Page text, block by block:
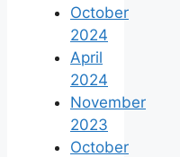
October
2024
April
2024
November
2023
October